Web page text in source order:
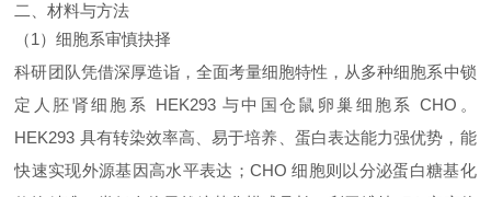
二、材料与方法
（1）细胞系审慎抉择
科研团队凭借深厚造诣，全面考量细胞特性，从多种细胞系中锁
定人胚肾细胞系 HEK293 与中国仓鼠卵巢细胞系 CHO。
HEK293 具有转染效率高、易于培养、蛋白表达能力强优势，能
快速实现外源基因高水平表达；CHO 细胞则以分泌蛋白糖基化